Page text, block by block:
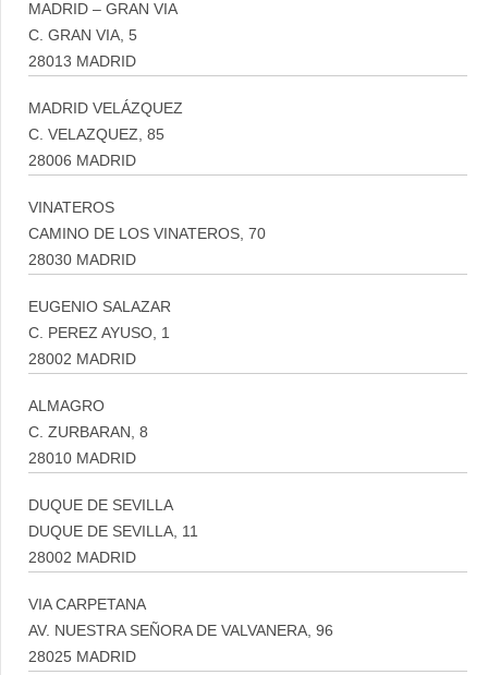
MADRID – GRAN VIA
C. GRAN VIA, 5
28013 MADRID
MADRID VELÁZQUEZ
C. VELAZQUEZ, 85
28006 MADRID
VINATEROS
CAMINO DE LOS VINATEROS, 70
28030 MADRID
EUGENIO SALAZAR
C. PEREZ AYUSO, 1
28002 MADRID
ALMAGRO
C. ZURBARAN, 8
28010 MADRID
DUQUE DE SEVILLA
DUQUE DE SEVILLA, 11
28002 MADRID
VIA CARPETANA
AV. NUESTRA SEÑORA DE VALVANERA, 96
28025 MADRID